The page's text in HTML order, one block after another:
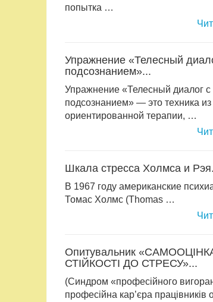
попытка …
Упражнение «Телесный
подсознанием»...
Упражнение «Телесный диалог с
подсознанием» — это техника из
ориентированной терапии, …
Шкала стресса Холмса и
В 1967 году американские
Томас Холмс (Thomas …
Опитувальник
СТІЙКОСТІ ДО СТРЕСУ»...
(Синдром «професійного
професійна кар’єра працівників